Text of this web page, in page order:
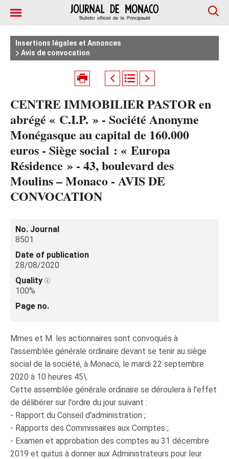
Insertions légales et Annonces
Avis de convocation
CENTRE IMMOBILIER PASTOR en
abrégé « C.I.P. » - Société Anonyme
Monégasque au capital de 160.000
euros - Siège social : « Europa
Résidence » - 43, boulevard des
Moulins – Monaco - AVIS DE
CONVOCATION
No. Journal
8501
Date of publication
28/08/2020
Quality
100%
Page no.
Mmes et M. les actionnaires sont convoqués à
l'assemblée générale ordinaire devant se tenir au siège
social de la société, à Monaco, le mardi 22 septembre
2020 à 10 heures 45\.
Cette assemblée générale ordinaire se déroulera à l'effet
de délibérer sur l'ordre du jour suivant :
- Rapport du Conseil d'administration ;
- Rapports des Commissaires aux Comptes ;
- Examen et approbation des comptes au 31 décembre
2019 et quitus à donner aux Administrateurs pour leur